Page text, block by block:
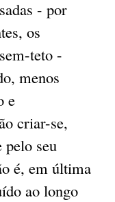
- por
os
teto -
menos
e
criar-se,
pelo seu
é, em última
ao longo